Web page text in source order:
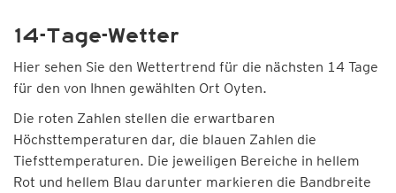
14-Tage-Wetter
Hier sehen Sie den Wettertrend für die nächsten 14 Tage
für den von Ihnen gewählten Ort Oyten.
Die roten Zahlen stellen die erwartbaren
Höchsttemperaturen dar, die blauen Zahlen die
Tiefsttemperaturen. Die jeweiligen Bereiche in hellem
Rot und hellem Blau darunter markieren die Bandbreite